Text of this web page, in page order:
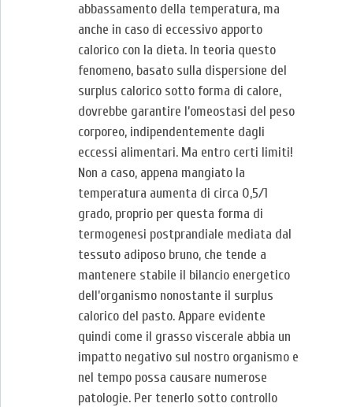
abbassamento della temperatura, ma
anche in caso di eccessivo apporto
calorico con la dieta. In teoria questo
fenomeno, basato sulla dispersione del
surplus calorico sotto forma di calore,
dovrebbe garantire l’omeostasi del peso
corporeo, indipendentemente dagli
eccessi alimentari. Ma entro certi limiti!
Non a caso, appena mangiato la
temperatura aumenta di circa 0,5/1
grado, proprio per questa forma di
termogenesi postprandiale mediata dal
tessuto adiposo bruno, che tende a
mantenere stabile il bilancio energetico
dell’organismo nonostante il surplus
calorico del pasto. Appare evidente
quindi come il grasso viscerale abbia un
impatto negativo sul nostro organismo e
nel tempo possa causare numerose
patologie. Per tenerlo sotto controllo